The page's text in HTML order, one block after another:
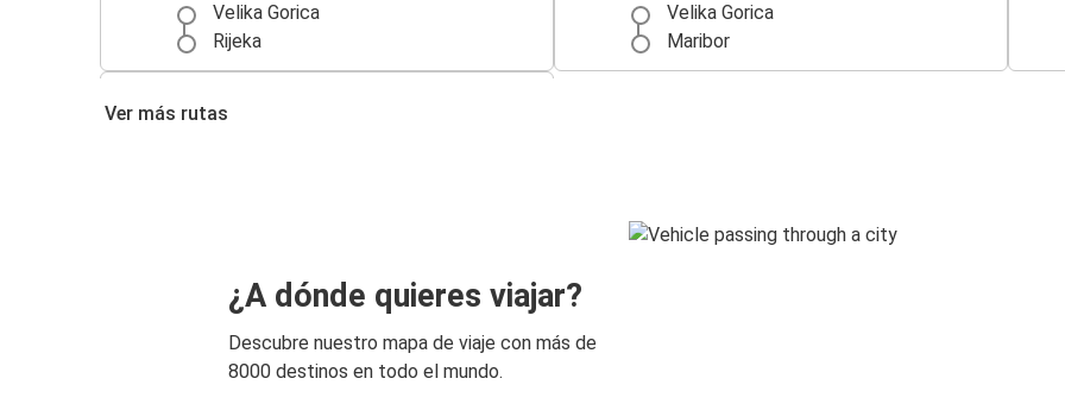
Velika Gorica
Rijeka
Velika Gorica
Maribor
Ver más rutas
¿A dónde quieres viajar?
Descubre nuestro mapa de viaje con más de
8000 destinos en todo el mundo.